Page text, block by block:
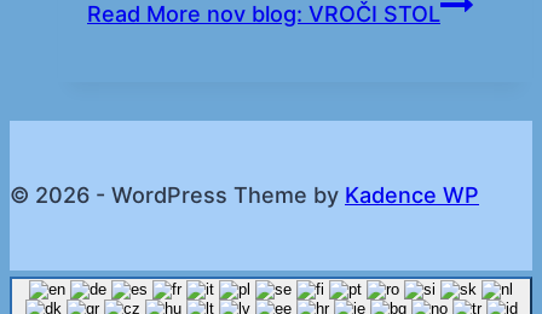
Read More nov blog: VROČI STOL
© 2026 - WordPress Theme by Kadence WP